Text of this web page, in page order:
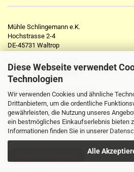
Diese Webseite verwendet
Technologien
Wir verwenden Cookies und ähnliche
Drittanbietern, um die ordentliche
gewährleisten, die Nutzung unseres
ein bestmögliches Einkaufserlebnis bieten
Informationen finden Sie in unserer
Alle
Mühle Schlingemann e.K.
Hochstrasse 2-4
DE-45731 Waltrop
Telefon: +49 2309 2776
Telefax: +49 2309 72297
mail@muehle-schlingemann.de
Öffnungszeiten:
Montag - Freitag von 8.00 Uhr - 13.00 Uhr
Samstag von 8.00 Uhr - 13.00 Uhr